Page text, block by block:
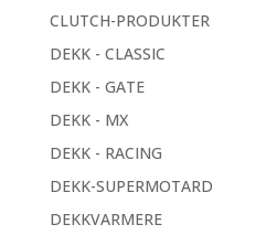
CLUTCH-PRODUKTER
DEKK - CLASSIC
DEKK - GATE
DEKK - MX
DEKK - RACING
DEKK-SUPERMOTARD
DEKKVARMERE